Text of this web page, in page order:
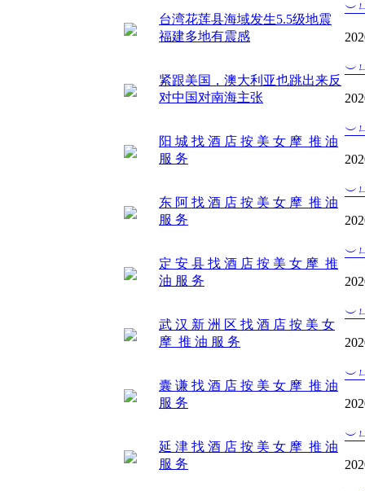
台湾花莲县海域发生5.5级地震
福建多地有震感
︶
紧跟美国，澳大利亚也跳出来反
对中国对南海主张
︶
阳 城 找 酒 店 按 美 女 摩 推 油
服 务
︶
东 阿 找 酒 店 按 美 女 摩 推 油
服 务
︶
定 安 县 找 酒 店 按 美 女 摩 推
油 服 务
︶
武 汉 新 洲 区 找 酒 店 按 美 女
摩 推 油 服 务
︶
囊 谦 找 酒 店 按 美 女 摩 推 油
服 务
︶
延 津 找 酒 店 按 美 女 摩 推 油
服 务
︶